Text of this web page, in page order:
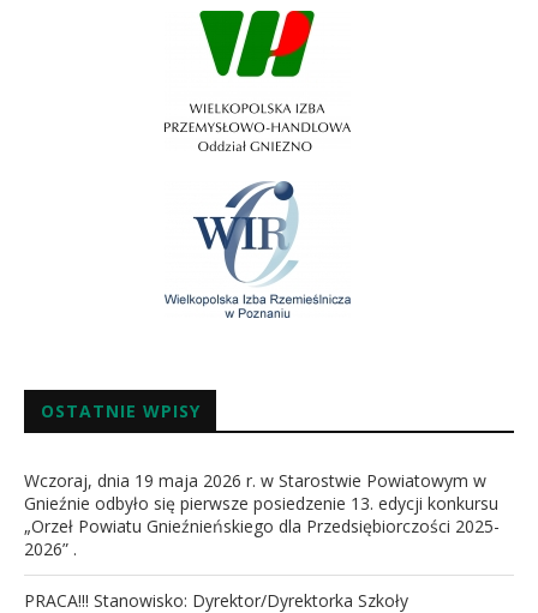
OSTATNIE WPISY
Wczoraj, dnia 19 maja 2026 r. w Starostwie Powiatowym w
Gnieźnie odbyło się pierwsze posiedzenie 13. edycji konkursu
„Orzeł Powiatu Gnieźnieńskiego dla Przedsiębiorczości 2025-
2026” .
PRACA!!! Stanowisko: Dyrektor/Dyrektorka Szkoły